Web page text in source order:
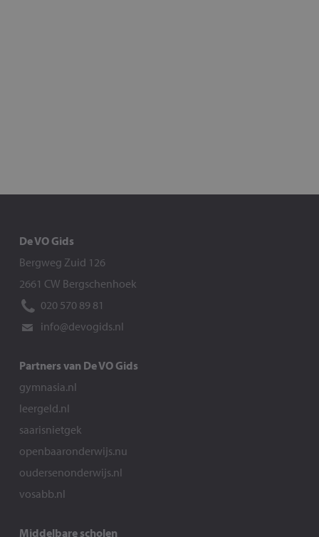
De VO Gids
Bergweg Zuid 126
2661 CW Bergschenhoek
020 570 89 81
info@devogids.nl
Partners van De VO Gids
gymnasia.nl
leergeld.nl
saarisnietgek
openbaaronderwijs.nu
oudersenonderwijs.nl
vosabb.nl
Middelbare scholen